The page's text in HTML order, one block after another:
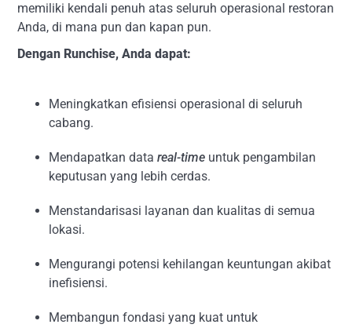
memiliki kendali penuh atas seluruh operasional restoran
Anda, di mana pun dan kapan pun.
Dengan Runchise, Anda dapat:
Meningkatkan efisiensi operasional di seluruh
cabang.
Mendapatkan datareal-time untuk pengambilan
keputusan yang lebih cerdas.
Menstandarisasi layanan dan kualitas di semua
lokasi.
Mengurangi potensi kehilangan keuntungan akibat
inefisiensi.
Membangun fondasi yang kuat untuk